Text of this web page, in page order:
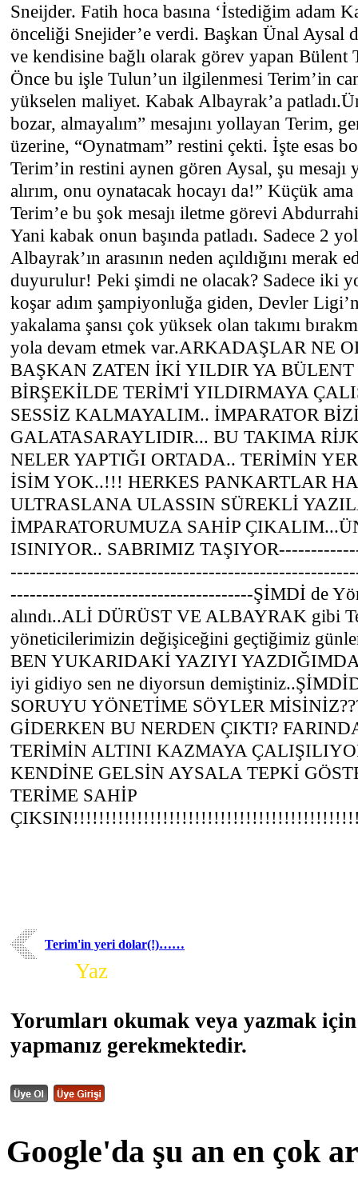
Sneijder. Fatih hoca basına ‘İstediğim adam
önceliği Snejider’e verdi. Başkan Ünal Aysal
ve kendisine bağlı olarak görev yapan
Önce bu işle Tulun’un ilgilenmesi Terim’in
yükselen maliyet. Kabak Albayrak’a
bozar, almayalım” mesajını yollayan Terim,
üzerine, “Oynatmam” restini çekti. İşte esas
Terim’in restini aynen gören Aysal, şu mesajı
alırım, onu oynatacak hocayı da!” Küçük
Terim’e bu şok mesajı iletme görevi
Yani kabak onun başında patladı. Sadece 2
Albayrak’ın arasının neden açıldığını merak
duyurulur! Peki şimdi ne olacak? Sadece iki
koşar adım şampiyonluğa giden, Devler
yakalama şansı çok yüksek olan takımı
yola devam etmek var.ARKADAŞLAR NE
BAŞKAN ZATEN İKİ YILDIR YA
BİRŞEKİLDE TERİM'İ YILDIRMAYA
SESSİZ KALMAYALIM.. İMPARATOR
GALATASARAYLIDIR... BU TAKIMA
NELER YAPTIĞI ORTADA.. TERİMİN
İSİM YOK..!!! HERKES PANKARTLAR
ULTRASLANA ULASSIN SÜREKLİ
İMPARATORUMUZA SAHİP
ISINIYOR.. SABRIMIZ
--------------------------------------ŞİMDİ de
alındı..ALİ DÜRÜST VE ALBAYRAK gibi
yöneticilerimizin değişiceğini geçtiğimiz
BEN YUKARIDAKİ YAZIYI YAZDIĞIMDA
iyi gidiyo sen ne diyorsun
SORUYU YÖNETİME SÖYLER
GİDERKEN BU NERDEN ÇIKTI?
TERİMİN ALTINI KAZMAYA
KENDİNE GELSİN AYSALA TEPKİ
TERİME SAHİP
Terim'in yeri dolar(!)……
Yaz
Yorumları okumak veya yazmak
yapmanız gerekmektedir.
Google'da şu an en çok